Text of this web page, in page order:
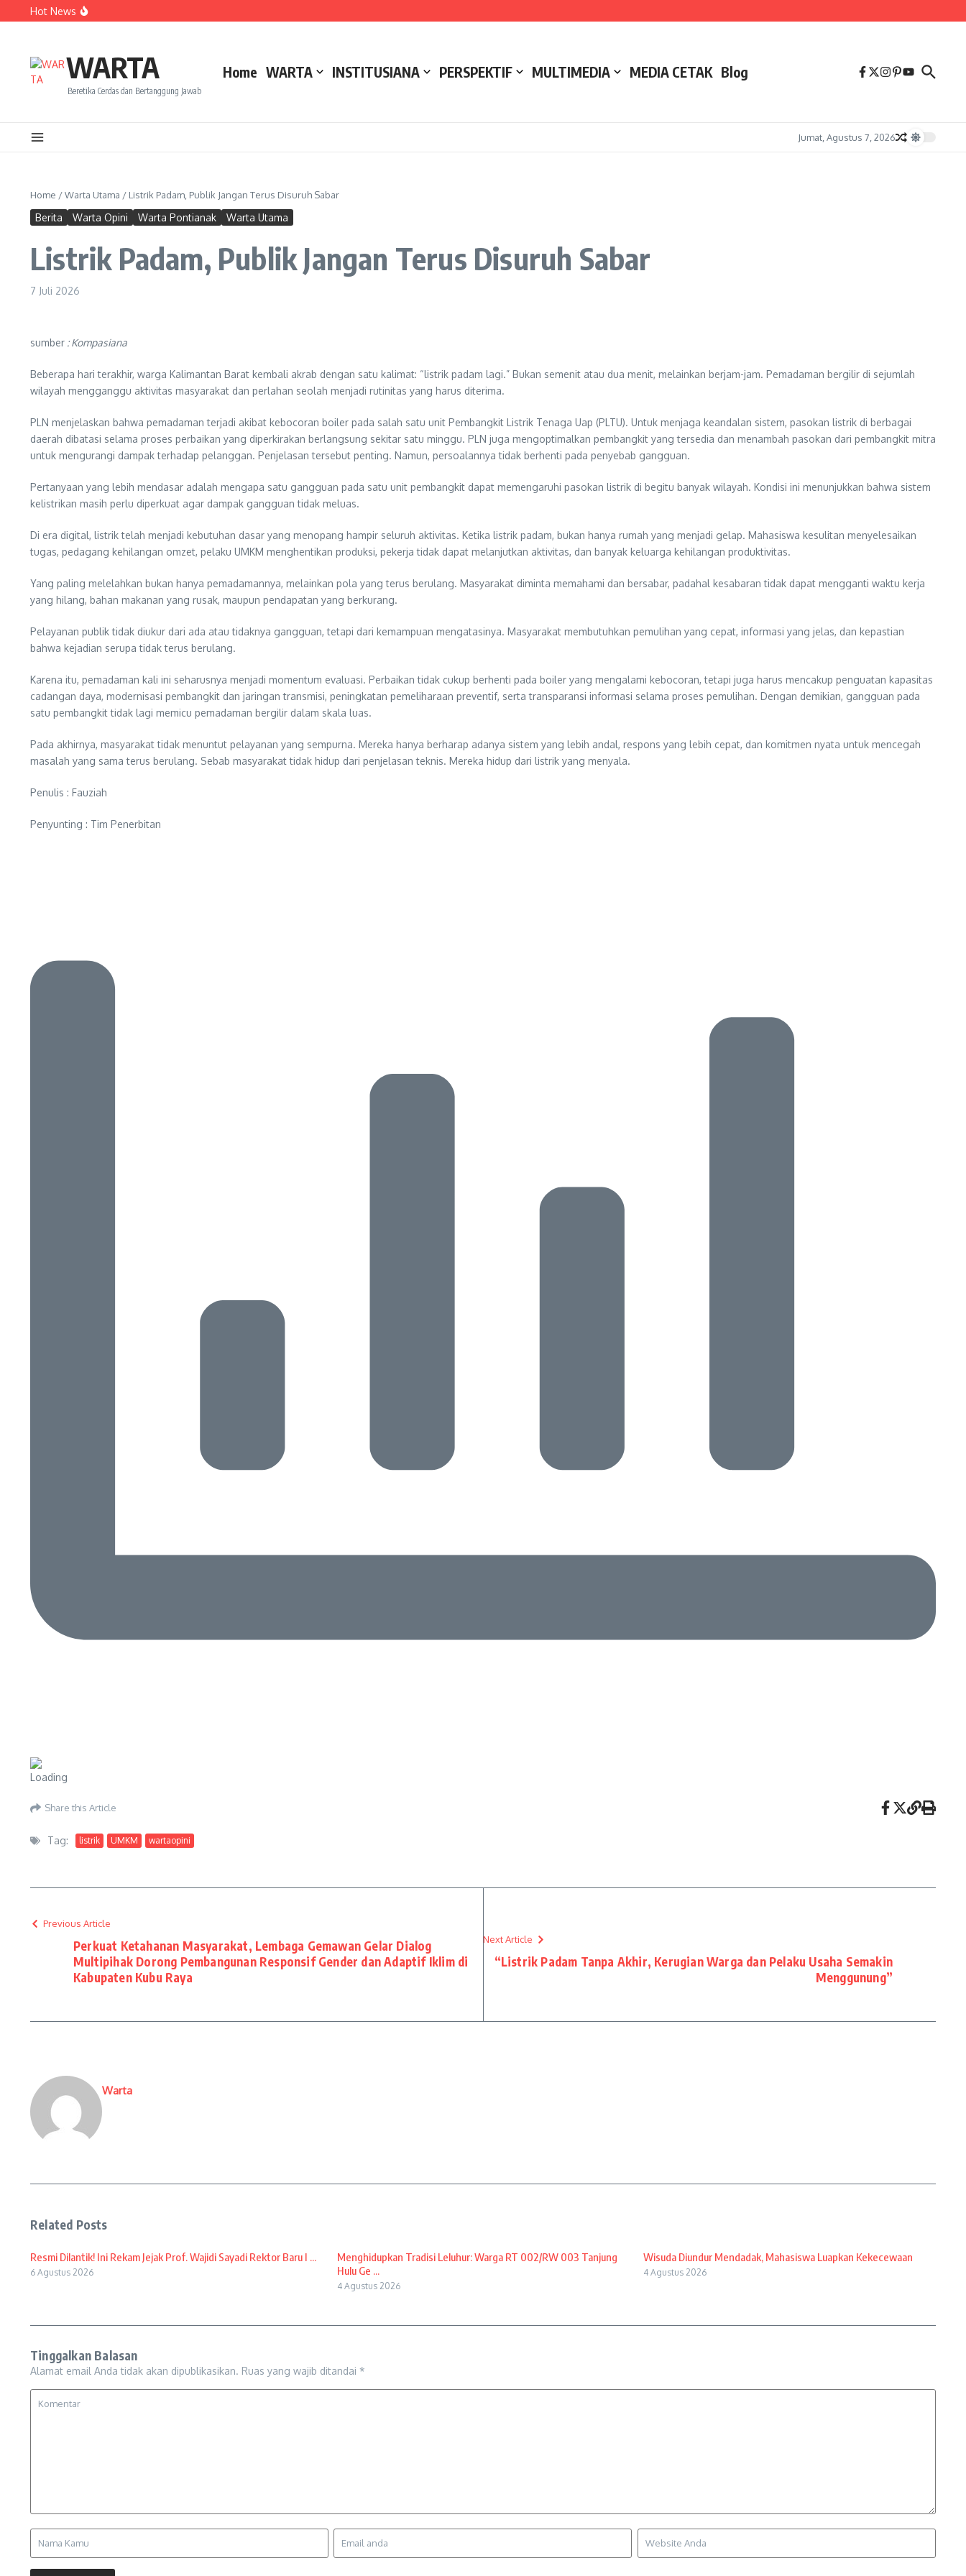
Lewati ke konten
Hot News
Amanah Baru Arskal Salim untuk Kemajuan IAIN Pontianak
WARTA
Beretika Cerdas dan Bertanggung Jawab
Home WARTA INSTITUSIANA PERSPEKTIF MULTIMEDIA MEDIA CETAK Blog
Jumat, Agustus 7, 2026
Home /Warta Utama / Listrik Padam, Publik Jangan Terus Disuruh Sabar
Berita Warta Opini Warta Pontianak Warta Utama
Listrik Padam, Publik Jangan Terus Disuruh Sabar
7 Juli 2026
sumber : Kompasiana
Beberapa hari terakhir, warga Kalimantan Barat kembali akrab dengan satu kalimat: “listrik padam lagi.” Bukan semenit atau dua menit, melainkan berjam-jam. Pemadaman bergilir di sejumlah
wilayah mengganggu aktivitas masyarakat dan perlahan seolah menjadi rutinitas yang harus diterima.
PLN menjelaskan bahwa pemadaman terjadi akibat kebocoran boiler pada salah satu unit Pembangkit Listrik Tenaga Uap (PLTU). Untuk menjaga keandalan sistem, pasokan listrik di berbagai
daerah dibatasi selama proses perbaikan yang diperkirakan berlangsung sekitar satu minggu. PLN juga mengoptimalkan pembangkit yang tersedia dan menambah pasokan dari pembangkit mitra
untuk mengurangi dampak terhadap pelanggan. Penjelasan tersebut penting. Namun, persoalannya tidak berhenti pada penyebab gangguan.
Pertanyaan yang lebih mendasar adalah mengapa satu gangguan pada satu unit pembangkit dapat memengaruhi pasokan listrik di begitu banyak wilayah. Kondisi ini menunjukkan bahwa sistem
kelistrikan masih perlu diperkuat agar dampak gangguan tidak meluas.
Di era digital, listrik telah menjadi kebutuhan dasar yang menopang hampir seluruh aktivitas. Ketika listrik padam, bukan hanya rumah yang menjadi gelap. Mahasiswa kesulitan menyelesaikan
tugas, pedagang kehilangan omzet, pelaku UMKM menghentikan produksi, pekerja tidak dapat melanjutkan aktivitas, dan banyak keluarga kehilangan produktivitas.
Yang paling melelahkan bukan hanya pemadamannya, melainkan pola yang terus berulang. Masyarakat diminta memahami dan bersabar, padahal kesabaran tidak dapat mengganti waktu kerja
yang hilang, bahan makanan yang rusak, maupun pendapatan yang berkurang.
Pelayanan publik tidak diukur dari ada atau tidaknya gangguan, tetapi dari kemampuan mengatasinya. Masyarakat membutuhkan pemulihan yang cepat, informasi yang jelas, dan kepastian
bahwa kejadian serupa tidak terus berulang.
Karena itu, pemadaman kali ini seharusnya menjadi momentum evaluasi. Perbaikan tidak cukup berhenti pada boiler yang mengalami kebocoran, tetapi juga harus mencakup penguatan kapasitas
cadangan daya, modernisasi pembangkit dan jaringan transmisi, peningkatan pemeliharaan preventif, serta transparansi informasi selama proses pemulihan. Dengan demikian, gangguan pada
satu pembangkit tidak lagi memicu pemadaman bergilir dalam skala luas.
Pada akhirnya, masyarakat tidak menuntut pelayanan yang sempurna. Mereka hanya berharap adanya sistem yang lebih andal, respons yang lebih cepat, dan komitmen nyata untuk mencegah
masalah yang sama terus berulang. Sebab masyarakat tidak hidup dari penjelasan teknis. Mereka hidup dari listrik yang menyala.
Penulis : Fauziah
Penyunting : Tim Penerbitan
Share this Article
Tag: listrik UMKM wartaopini
Previous Article
Perkuat Ketahanan Masyarakat, Lembaga Gemawan Gelar Dialog
Multipihak Dorong Pembangunan Responsif Gender dan Adaptif Iklim di
Kabupaten Kubu Raya
Next Article
“Listrik Padam Tanpa Akhir, Kerugian Warga dan Pelaku Usaha Semakin
Menggunung”
Warta
Related Posts
Resmi Dilantik! Ini Rekam Jejak Prof. Wajidi Sayadi Rektor Baru I ...
6 Agustus 2026
Menghidupkan Tradisi Leluhur: Warga RT 002/RW 003 Tanjung
Hulu Ge ...
4 Agustus 2026
Wisuda Diundur Mendadak, Mahasiswa Luapkan Kekecewaan
4 Agustus 2026
Tinggalkan Balasan
Alamat email Anda tidak akan dipublikasikan. Ruas yang wajib ditandai *